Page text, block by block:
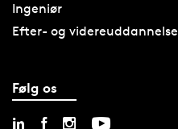
Ingeniør
Efter- og videreuddannelse
Følg os